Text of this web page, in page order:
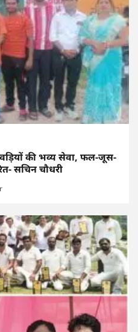
की भव्य सेवा, फल-जूस-
सचिन चौधरी